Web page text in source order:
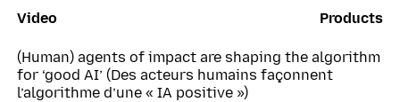
Video Products
(Human) agents of impact are shaping the algorithm
for ‘good AI’ (Des acteurs humains façonnent
l’algorithme d’une « IA positive »)